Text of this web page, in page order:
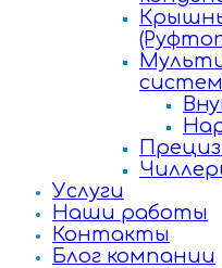
Услуги
Наши работы
Контакты
Блог компании